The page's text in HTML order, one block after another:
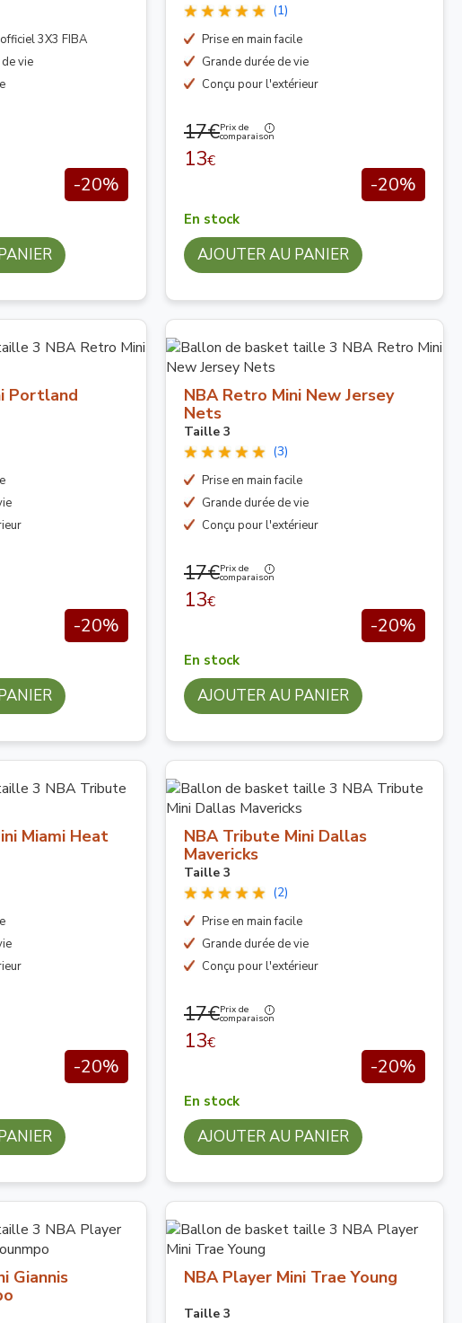
3X3 FIBA
vie
-20%
(1)
Prise en main facile
Grande durée de vie
Conçu pour l'extérieur
17€Prix de
comparaison
13€
-20%
En stock
AJOUTER AU PANIER
Portland
-20%
NBA Retro Mini New Jersey
Nets
Taille 3
(3)
Prise en main facile
Grande durée de vie
Conçu pour l'extérieur
17€Prix de
comparaison
13€
-20%
En stock
AJOUTER AU PANIER
Miami Heat
-20%
NBA Tribute Mini Dallas
Mavericks
Taille 3
(2)
Prise en main facile
Grande durée de vie
Conçu pour l'extérieur
17€Prix de
comparaison
13€
-20%
En stock
AJOUTER AU PANIER
Giannis
NBA Player Mini Trae Young
Taille 3